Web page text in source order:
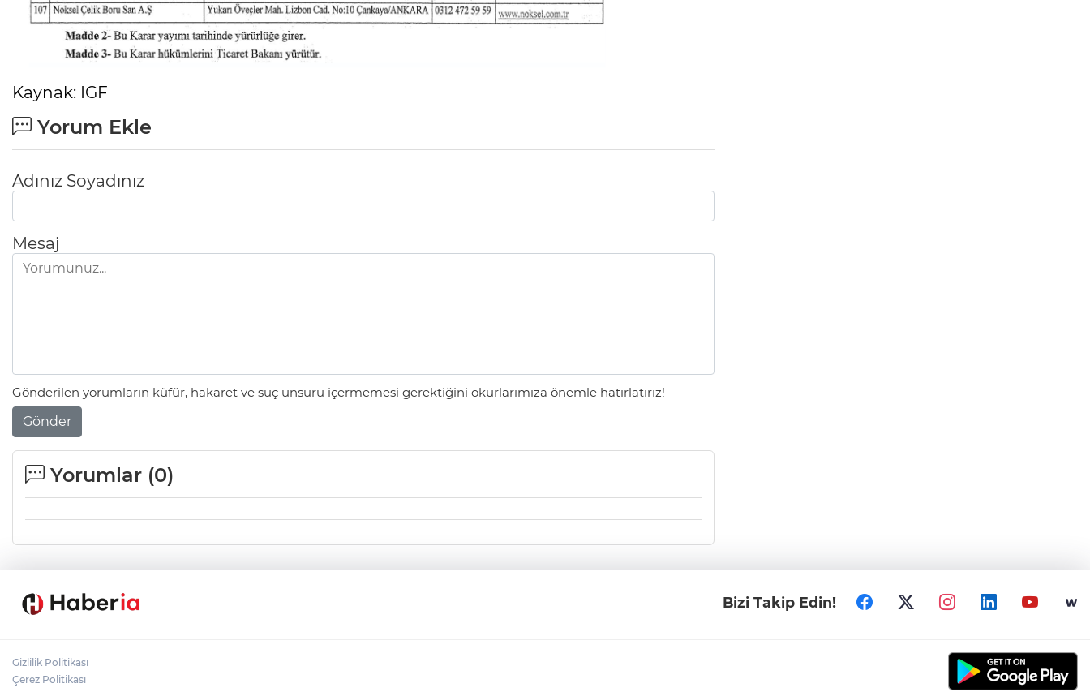
Kaynak: IGF
Yorum Ekle
Adınız Soyadınız
Mesaj
Gönderilen yorumların küfür, hakaret ve suç unsuru içermemesi gerektiğini okurlarımıza önemle hatırlatırız!
Gönder
Yorumlar (0)
Bizi Takip Edin!
Gizlilik Politikası
Çerez Politikası